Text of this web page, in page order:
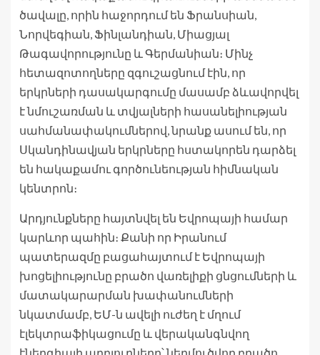
ծավալը, որին հաջորդում են Ֆրանսիան,
Նորվեգիան, Ֆինլանդիան, Միացյալ
Թագավորությունը և Գերմանիան։ Մինչ
հետազոտողները զգուշացնում էին, որ
երկրների դասակարգումը մասամբ ձևավորվել
է նմուշառման և տվյալների հասանելիության
սահմանափակումներով, նրանք ասում են, որ
Սկանդինավյան երկրները հստակորեն դարձել
են հակաքամու գործունեության հիմնական
կենտրոն։
Արդյունքները հայտնվել են Եվրոպայի համար
կարևոր պահին։ Քանի որ Իրանում
պատերազմը բացահայտում է Եվրոպայի
խոցելիությունը բրածո վառելիքի ցնցումների և
մատակարարման խափանումների
նկատմամբ, ԵՄ-ն ավելի ուժեղ է մղում
էլեկտրաֆիկացումը և վերականգնվող